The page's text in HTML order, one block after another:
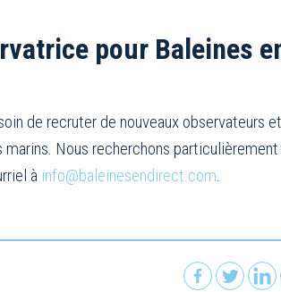
pour Baleines
de recruter de nouveaux observateurs et
Nous recherchons
à info@baleinesendirect.com.